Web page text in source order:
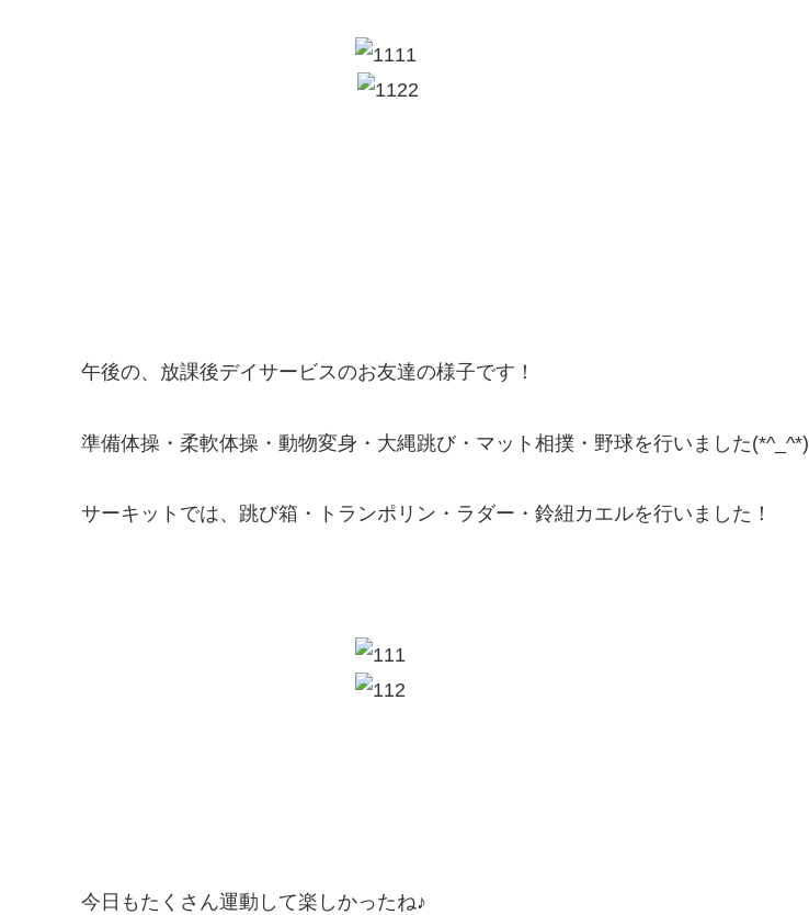
午後の、放課後デイサービスのお友達の様子です！
準備体操・柔軟体操・動物変身・大縄跳び・マット相撲・野球を行いました(*^_^*)
サーキットでは、跳び箱・トランポリン・ラダー・鈴紐カエルを行いました！
今日もたくさん運動して楽しかったね♪